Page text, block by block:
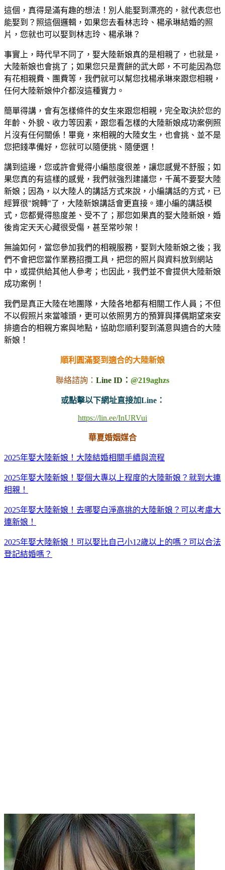
這個，真得是滿有趣的想法！別人能娶到漂亮的，就代表您也
能娶到？照這個邏輯，如果您去看林志玲、楊承琳結婚的照
片，您就也可以娶到林志玲、楊承琳？
事實上，時代早不同了，娶大陸新娘真的是相親了，也就是，
大陸新娘也會挑了；如果您只是賣餅的武大郎，不可能因為您
有花相親費、團費等，我們就可以幫您找楊承琳來跟您相親，
任何大陸新娘仲介都沒這種實力。
簡單得講，會有怎樣條件的女生來跟您相親，完全取決於您的
年齡、外貌、收力等因素，跟您看怎樣的大陸新娘成功案例照
片沒有任何關係！畢竟，來相親的大陸女生，也會挑、並不是
您把錢準備好，您就可以隨便挑、隨便選！
講到這邊，您或許會覺得小編態度很差，讓您感覺不舒服；如
果您真的有這樣的感覺，我們就強烈建議您，千萬不要娶大陸
新娘；因為，以大陸人的講話方式來說，小編講話的方式，已
經算很"婉轉"了，大陸新娘講話會更直接。連小編的講話模
式，您都覺得態度差、受不了；那您如果真的娶大陸新娘，婚
後肯定天天心藏很受傷，甚至常吵架！
無論如何，當您參加我們的相親服務，娶到大陸新娘之後；我
們不會把您當作業務招攬工具，把您的照片與資料放到網站
中，或提供給其他人參考；也因此，我們並不會提供大陸新娘
成功案例！
我們是真正大陸在地團隊，大陸各地都有相關工作人員；不但
不以假照片來當噱頭，更可以依照男方的預算與擇偶期望來安
排適合的相親方案與地點，協助您順利娶到滿意與適合的大陸
新娘！
順利圓滿娶到適合的大陸新娘
聯絡諮詢： Line ID： @219aghzs
或點擊以下網址直接加Line：
https://lin.ee/InURVui
華夏婚姻媒合
2025年娶大陸新娘！大陸結婚相關手續與流程
2025年娶大陸新娘！娶個大專以上程度的大陸新娘？就到大連
相親！
2025年娶大陸新娘！去哪娶白淨高挑的大陸新娘？可以考慮大
連新娘！
2025年娶大陸新娘！可以娶比自己小12歲以上的嗎？可以合法
登記結婚嗎？